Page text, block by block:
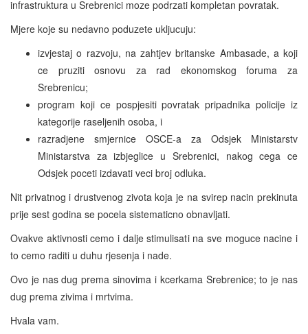
infrastruktura u Srebrenici moze podrzati kompletan povratak.
Mjere koje su nedavno poduzete ukljucuju:
izvjestaj o razvoju, na zahtjev britanske Ambasade, a koji
ce pruziti osnovu za rad ekonomskog foruma za
Srebrenicu;
program koji ce pospjesiti povratak pripadnika policije iz
kategorije raseljenih osoba, i
razradjene smjernice OSCE-a za Odsjek Ministarstv
Ministarstva za izbjeglice u Srebrenici, nakog cega ce
Odsjek poceti izdavati veci broj odluka.
Nit privatnog i drustvenog zivota koja je na svirep nacin prekinuta
prije sest godina se pocela sistematicno obnavljati.
Ovakve aktivnosti cemo i dalje stimulisati na sve moguce nacine i
to cemo raditi u duhu rjesenja i nade.
Ovo je nas dug prema sinovima i kcerkama Srebrenice; to je nas
dug prema zivima i mrtvima.
Hvala vam.